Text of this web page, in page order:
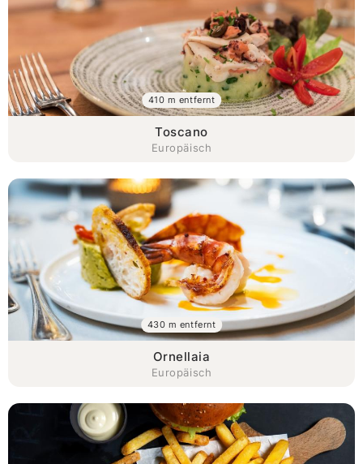
Toscano
Europäisch
410 m entfernt
Ornellaia
Europäisch
430 m entfernt